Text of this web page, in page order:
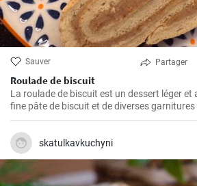
Sauver Partager
Roulade de biscuit
La roulade de biscuit est un dessert léger et
fine pâte de biscuit et de diverses garnitures
skatulkavkuchyni